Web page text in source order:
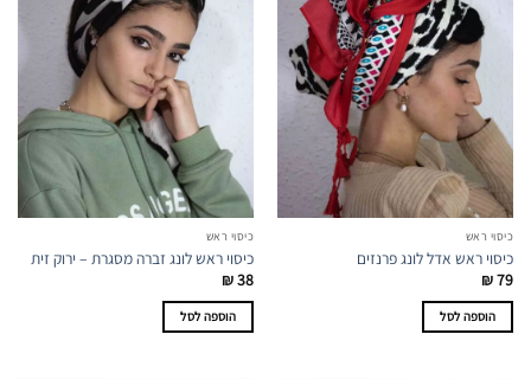
כיסוי ראש
כיסוי ראש אדל לונג פרנזים
₪79
הוספה לסל
כיסוי ראש
כיסוי ראש לונג זברה מסגרת – ירוק זית
₪38
הוספה לסל